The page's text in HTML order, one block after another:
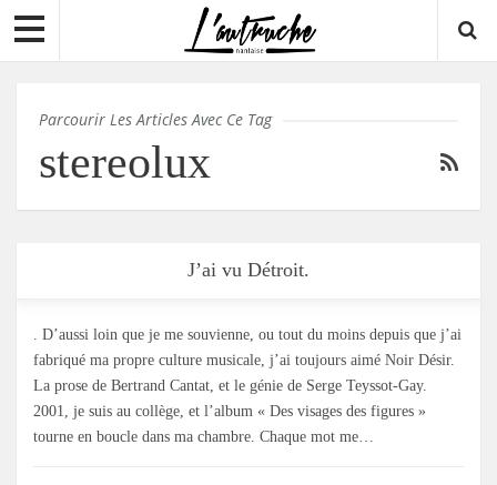
Parcourir Les Articles Avec Ce Tag
stereolux
J’ai vu Détroit.
. D’aussi loin que je me souvienne, ou tout du moins depuis que j’ai
fabriqué ma propre culture musicale, j’ai toujours aimé Noir Désir.
La prose de Bertrand Cantat, et le génie de Serge Teyssot-Gay.
2001, je suis au collège, et l’album « Des visages des figures »
tourne en boucle dans ma chambre. Chaque mot me…